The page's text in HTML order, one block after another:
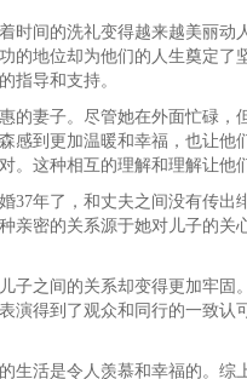
间的洗礼变得越来越美丽动
地位却为他们的人生奠定了
指导和支持。
妻子。尽管她在外面忙碌，
到更加温暖和幸福，也让他
这种相互的理解和理解让他
年了，和丈夫之间没有传
密的关系源于她对儿子的关
之间的关系却变得更加牢固
得到了观众和同行的一致认
活是令人羡慕和幸福的。综